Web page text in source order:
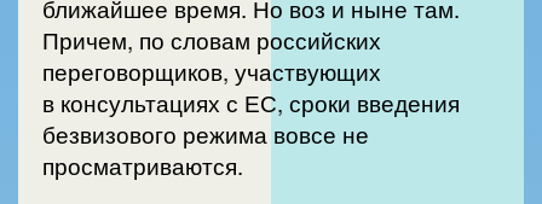
ближайшее время. Но воз и ныне там.
Причем, по словам российских
переговорщиков, участвующих
в консультациях с ЕС, сроки введения
безвизового режима вовсе не
просматриваются.